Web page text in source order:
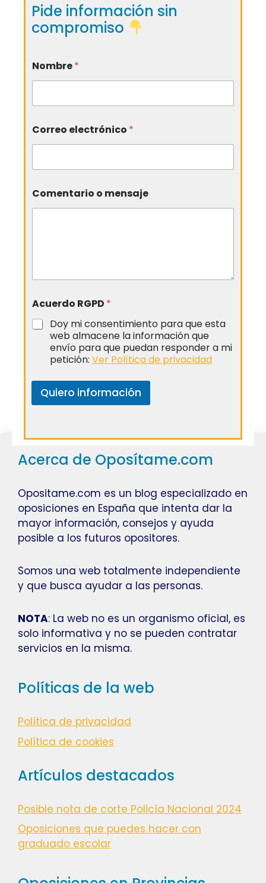
Pide información sin
compromiso
Nombre*
Correo electrónico *
Comentario o mensaje
Acuerdo RGPD *
Doy mi consentimiento para que esta
web almacene la información que
envío para que puedan responder a mi
petición: Ver Política de privacidad
Quiero información
Acerca de Oposítame.com
Opositame.com es un blog especializado en
oposiciones en España que intenta dar la
mayor información, consejos y ayuda
posible a los futuros opositores.
Somos una web totalmente independiente
y que busca ayudar a las personas.
NOTA: La web no es un organismo oficial, es
solo informativa y no se pueden contratar
servicios en la misma.
Políticas de la web
Política de privacidad
Política de cookies
Artículos destacados
Posible nota de corte Policía Nacional 2024
Oposiciones que puedes hacer con
graduado escolar